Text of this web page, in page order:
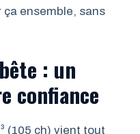
ensemble, sans
: un
confiance
(105 ch) vient tout